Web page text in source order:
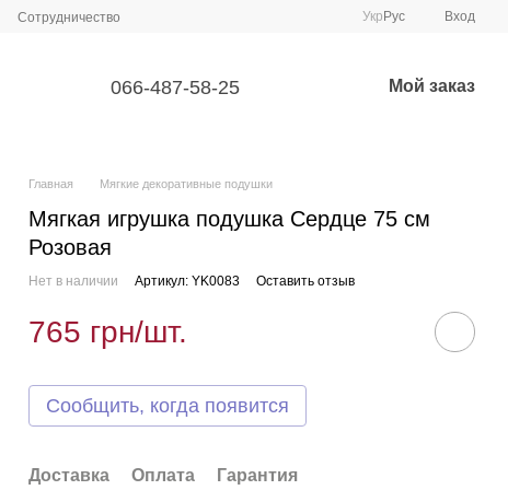
Сотрудничество Укр Рус Вход
066-487-58-25 Мой заказ
Главная Мягкие декоративные подушки
Мягкая игрушка подушка Сердце 75 см
Розовая
Нет в наличии Артикул: YK0083 Оставить отзыв
765 грн/шт.
Сообщить, когда появится
Доставка Оплата Гарантия